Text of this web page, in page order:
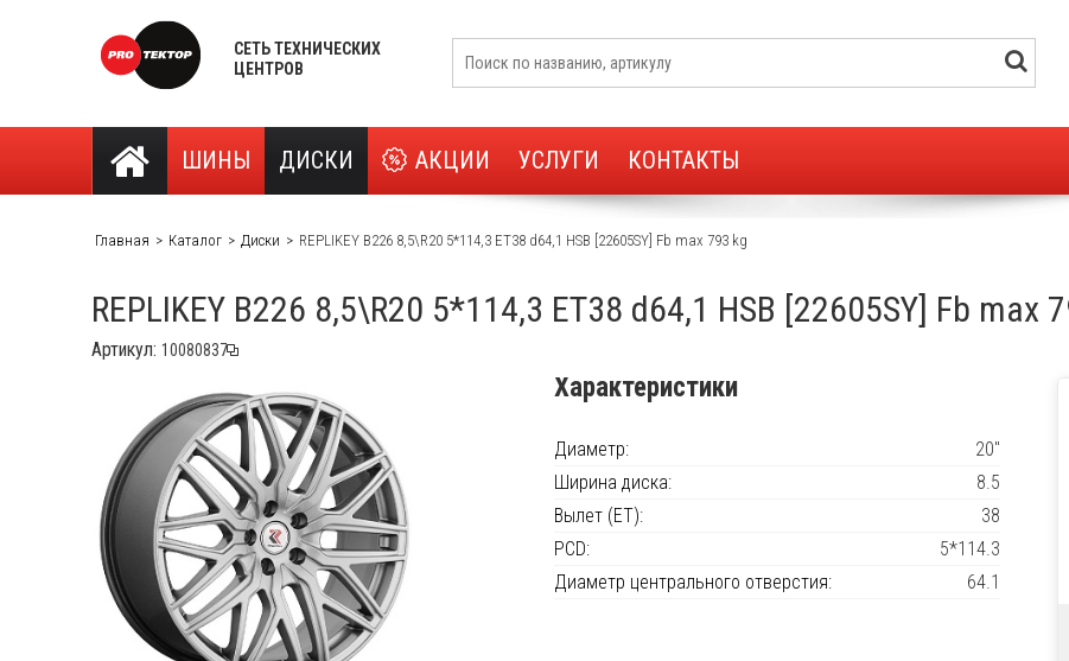
СЕТЬ ТЕХНИЧЕСКИХ
ЦЕНТРОВ
ШИНЫ ДИСКИ АКЦИИ УСЛУГИ КОНТАКТЫ
Главная Каталог Диски RЕPLIKEY B226 8,5\R20 5*114,3 ET38 d64,1 HSB [22605SY] Fb max 793 kg
RЕPLIKEY B226 8,5\R20 5*114,3 ET38 d64,1 HSB [22605SY] Fb max
Артикул:
Характеристики
Диаметр:
20"
Ширина диска:
8.5
Вылет (ET):
38
PCD:
5*114.3
Диаметр центрального отверстия:
64.1